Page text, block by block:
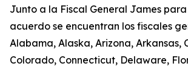
Junto a la Fiscal General James
acuerdo se encuentran los fiscales
Alabama, Alaska, Arizona, Arkansas,
Colorado, Connecticut, Delaware,